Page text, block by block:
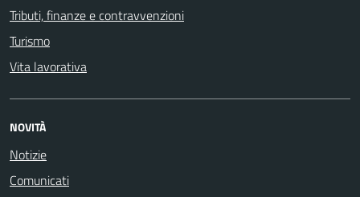
Tributi, finanze e contravvenzioni
Turismo
Vita lavorativa
NOVITÀ
Notizie
Comunicati